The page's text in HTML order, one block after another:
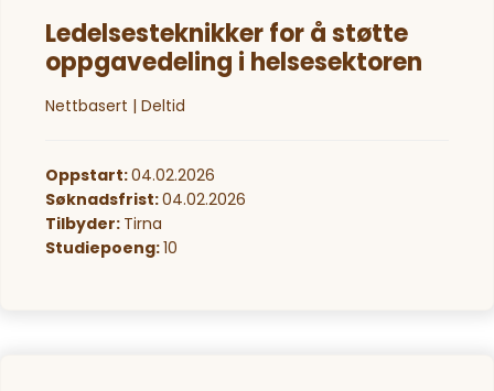
Ledelsesteknikker for å støtte
oppgavedeling i helsesektoren
Nettbasert | Deltid
Oppstart:04.02.2026
Søknadsfrist:04.02.2026
Tilbyder: Tirna
Studiepoeng:10